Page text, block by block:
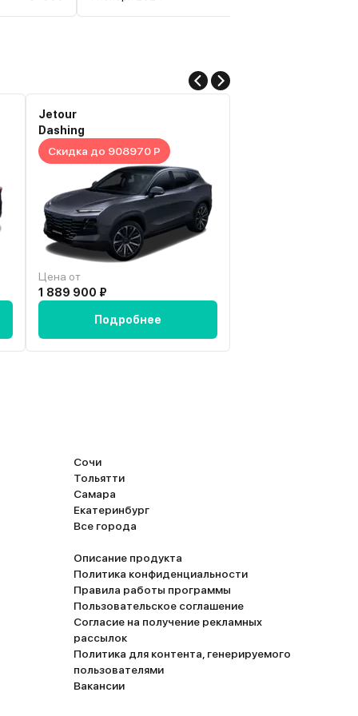
бортовом экране. Автомобиль оснащен
определенно стоит.
Jetour
Dashing
Скидка до 908970 Р
Цена от
1 889 900 ₽
Подробнее
Сочи
Тольятти
Самара
Екатеринбург
Все города
Описание продукта
Политика конфиденциальности
Правила работы программы
Пользовательское соглашение
Согласие на получение рекламных
рассылок
Политика для контента, генерируемого
пользователями
Вакансии